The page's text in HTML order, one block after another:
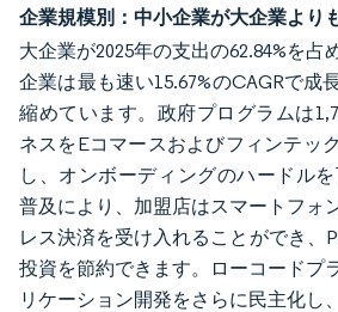
企業規模別：中小企業が大企業より
大企業が2025年の支出の62.84%を占
企業は最も速い15.67%のCAGRで成
縮めています。政府プログラムは
ネスをEコマースおよびフィンテッ
し、オンボーディングのハードル
普及により、加盟店はスマートフォ
レス決済を受け入れることができ、
投資を節約できます。ローコードプ
リケーション開発をさらに民主化し